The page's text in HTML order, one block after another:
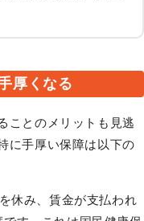
厚くなる
ことのメリットも見逃
に手厚い保障は以下の
休み、賃金が支払われ